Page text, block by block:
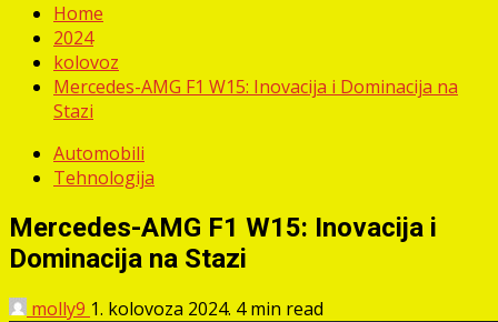
Home
2024
kolovoz
Mercedes-AMG F1 W15: Inovacija i Dominacija na
Stazi
Automobili
Tehnologija
Mercedes-AMG F1 W15: Inovacija i
Dominacija na Stazi
molly9 1. kolovoza 2024. 4 min read